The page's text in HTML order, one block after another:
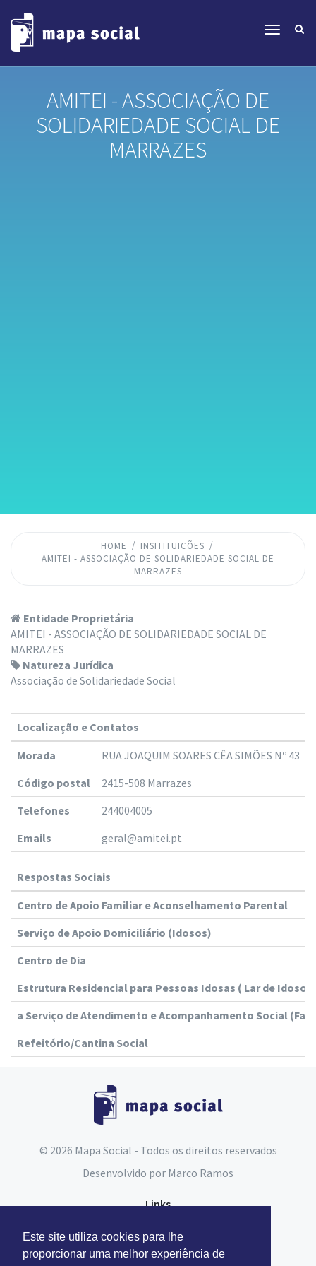
Este site utiliza cookies para lhe
proporcionar uma melhor experiência de
AMITEI - ASSOCIAÇÃO DE
SOLIDARIEDADE SOCIAL DE
MARRAZES
HOME
INSITITUICÕES
AMITEI - ASSOCIAÇÃO DE SOLIDARIEDADE SOCIAL DE
MARRAZES
Entidade Proprietária
AMITEI - ASSOCIAÇÃO DE SOLIDARIEDADE SOCIAL DE
MARRAZES
Natureza Jurídica
Associação de Solidariedade Social
Localização e Contatos
Morada
RUA JOAQUIM SOARES CÊA SIMÕES Nº 43
Código postal
2415-508 Marrazes
Telefones
244004005
Emails
geral@amitei.pt
Respostas Sociais
Centro de Apoio Familiar e Aconselhamento Parental
Serviço de Apoio Domiciliário (Idosos)
Centro de Dia
Estrutura Residencial para Pessoas Idosas ( Lar de Idosos
a Serviço de Atendimento e Acompanhamento Social
Refeitório/Cantina Social
© 2026 Mapa Social - Todos os direitos reservados
Desenvolvido por Marco Ramos
Links
Carta Social